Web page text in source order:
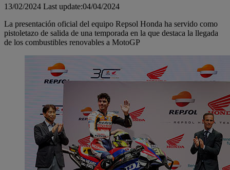
13/02/2024 Last update:04/04/2024
La presentación oficial del equipo Repsol Honda ha servido como
pistoletazo de salida de una temporada en la que destaca la llegada
de los combustibles renovables a MotoGP